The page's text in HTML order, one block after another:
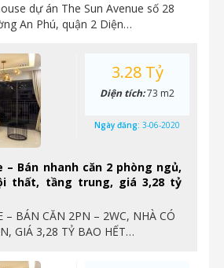
dự án The Sun Avenue số 28
An Phú, quận 2 Diện…
– Bán nhanh căn 2 phòng ngủ,
thất, tầng trung, giá 3,28 tỷ
– BÁN CĂN 2PN – 2WC, NHÀ CÓ
GIÁ 3,28 TỶ BAO HẾT…
3.28 Tỷ
Diện tích:73 m2
Ngày đăng: 3-06-2020